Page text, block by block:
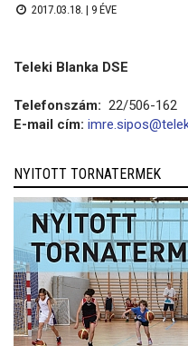
2017.03.18. | 9 ÉVE
Teleki Blanka DSE
Telefonszám: 22/506-162
E-mail cím:
NYITOTT TORNATERMEK